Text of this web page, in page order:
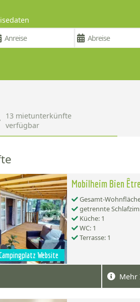
13 mietunterkünfte
verfügbar
Website
Mobilheim Bien
Gesamt-
getrennte
Küche: 1
WC: 1
Terrasse: 1
Mehr